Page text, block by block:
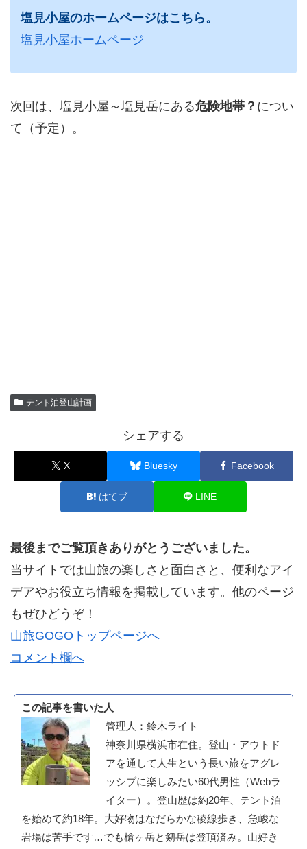
塩見小屋のホームページはこちら。
塩見小屋ホームページ
次回は、塩見小屋～塩見岳にある危険地帯？ につい
て（予定）。
テント泊登山計画
シェアする
X Bluesky Facebook
はてブ LINE
最後までご覧頂きありがとうございました。
当サイトでは山旅の楽しさと面白さと、便利なアイ
デアやお役立ち情報を掲載しています。他のページ
もぜひどうぞ！
山旅GOGOトップページへ
コメント欄へ
この記事を書いた人
管理人：鈴木ライト
神奈川県横浜市在住。登山・アウトド
アを通して人生という長い旅をアグレ
ッシブに楽しみたい60代男性（Webラ
イター）。登山歴は約20年、テント泊
を始めて約18年。大好物はなだらかな稜線歩き、急峻な
岩場は苦手です…でも槍ヶ岳と剱岳は登頂済み。山好き